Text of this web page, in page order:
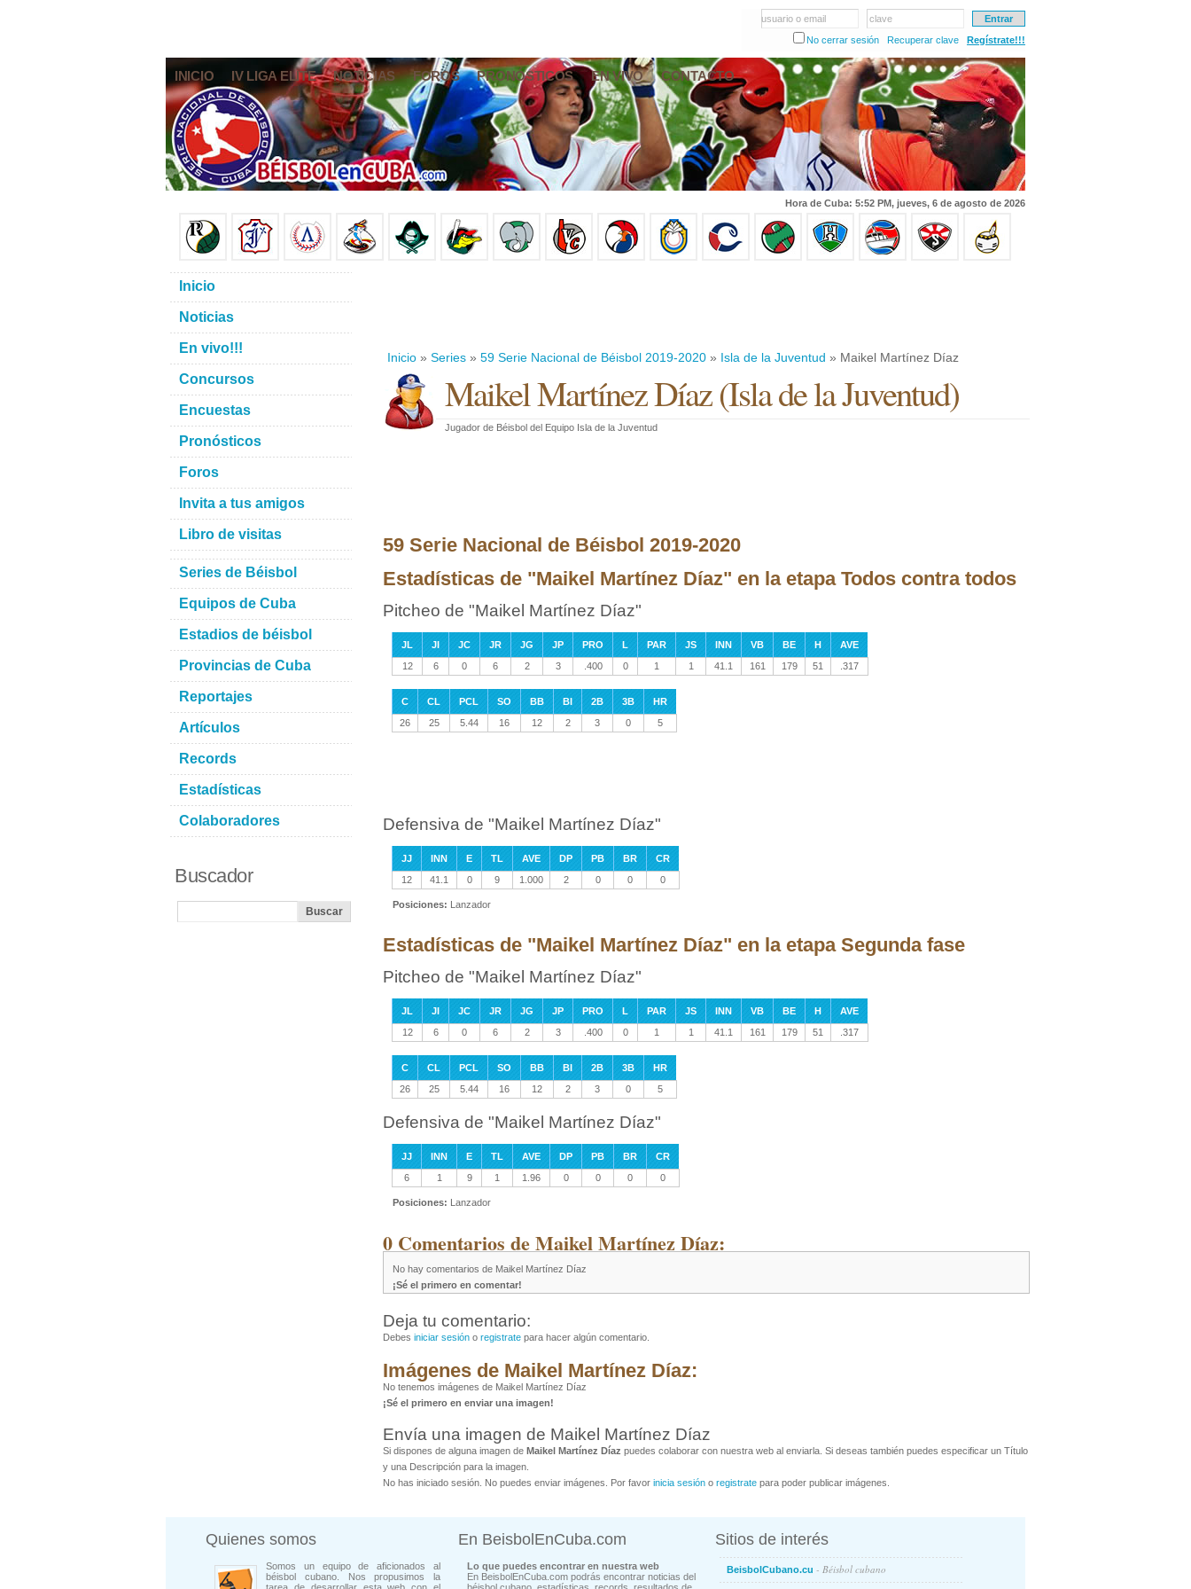
usuario o email
clave
No cerrar sesión
Recuperar clave Regístrate!!!
INICIO IV LIGA ELITE NOTICIAS FOROS PRONÓSTICOS EN VIVO CONTACTO
Hora de Cuba: 5:52 PM, jueves, 6 de agosto de 2026
Inicio » Series » 59 Serie Nacional de Béisbol 2019-2020 » Isla de la Juventud » Maikel Martínez Díaz
Maikel Martínez Díaz(Isla de la Juventud)
Jugador de Béisbol del Equipo Isla de la Juventud
59 Serie Nacional de Béisbol 2019-2020
Estadísticas de "Maikel Martínez Díaz" en la etapa Todos contra todos
Pitcheo de "Maikel Martínez Díaz"
JL JI JC JR JG JP PRO L PAR JS INN VB BE H
AVE
12
6 0 6 2 3 .400 0 1 1 41.1 161 179 51 .317
C CL PCL SO BB BI 2B 3B
HR
26
25 5.44 16 12 2 3 0 5
Defensiva de "Maikel Martínez Díaz"
JJ INN E TL AVE DP PB BR
CR
12
41.1 0 9 1.000 2 0 0 0
Posiciones: Lanzador
Estadísticas de "Maikel Martínez Díaz" en la etapa Segunda fase
Pitcheo de "Maikel Martínez Díaz"
JL JI JC JR JG JP PRO L PAR JS INN VB BE H
AVE
12
6 0 6 2 3 .400 0 1 1 41.1 161 179 51 .317
C CL PCL SO BB BI 2B 3B
HR
26
25 5.44 16 12 2 3 0 5
Defensiva de "Maikel Martínez Díaz"
JJ INN E TL AVE DP PB BR
CR
6
1 9 1 1.96 0 0 0 0
Posiciones: Lanzador
0 Comentarios de Maikel Martínez Díaz:
No hay comentarios de Maikel Martínez Díaz
¡Sé el primero en comentar!
Deja tu comentario:
Debes iniciar sesión o registrate para hacer algún comentario.
Imágenes de Maikel Martínez Díaz:
No tenemos imágenes de Maikel Martínez Díaz
¡Sé el primero en enviar una imagen!
Envía una imagen de Maikel Martínez Díaz
Si dispones de alguna imagen de Maikel Martínez Díaz puedes colaborar con nuestra web al enviarla. Si deseas también puedes especificar un Título
y una Descripción para la imagen.
No has iniciado sesión. No puedes enviar imágenes. Por favor inicia sesión o registrate para poder publicar imágenes.
Inicio
Noticias
En vivo!!!
Concursos
Encuestas
Pronósticos
Foros
Invita a tus amigos
Libro de visitas
Series de Béisbol
Equipos de Cuba
Estadios de béisbol
Provincias de Cuba
Reportajes
Artículos
Records
Estadísticas
Colaboradores
Buscador
Quienes somos
Somos un equipo de aficionados al
béisbol cubano. Nos propusimos la
En BeisbolEnCuba.com
Lo que puedes encontrar en nuestra web
En BeisbolEnCuba.com podrás encontrar noticias del
Sitios de interés
BeisbolCubano.cu - Béisbol cubano